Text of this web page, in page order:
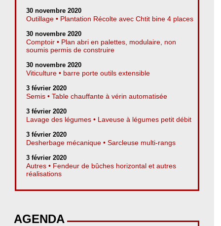
30 novembre 2020
Outillage • Plantation Récolte avec Chtit bine 4 places
30 novembre 2020
Comptoir • Plan abri en palettes, modulaire, non
soumis permis de construire
30 novembre 2020
Viticulture • barre porte outils extensible
3 février 2020
Semis • Table chauffante à vérin automatisée
3 février 2020
Lavage des légumes • Laveuse à légumes petit débit
3 février 2020
Desherbage mécanique • Sarcleuse multi-rangs
3 février 2020
Autres • Fendeur de bûches horizontal et autres
réalisations
AGENDA